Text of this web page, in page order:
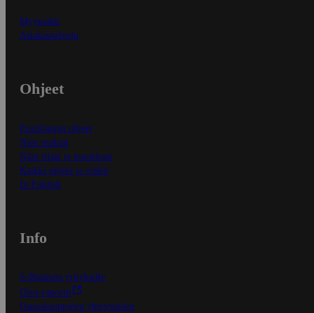
Myymälät
Asiakaspalvelu
Ohjeet
Ensitilaajan ohjeet
Näin maksat
Näin tilaat ja muokkaat
Kaikki ohjeet ja vinkit
In English
Info
S-Business yrityksille
Oiva-raportit
Osuuskauppojen yhteystiedot